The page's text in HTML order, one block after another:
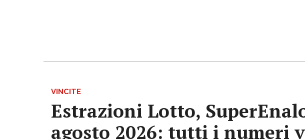
VINCITE
Estrazioni Lotto,
agosto 2026: tutti i numeri